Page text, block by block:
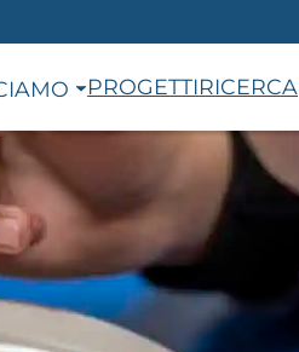
PROGETTIRICERCA